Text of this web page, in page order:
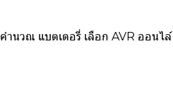
คำนวณ แบตเตอรี่ เลือก AVR ออนไล์